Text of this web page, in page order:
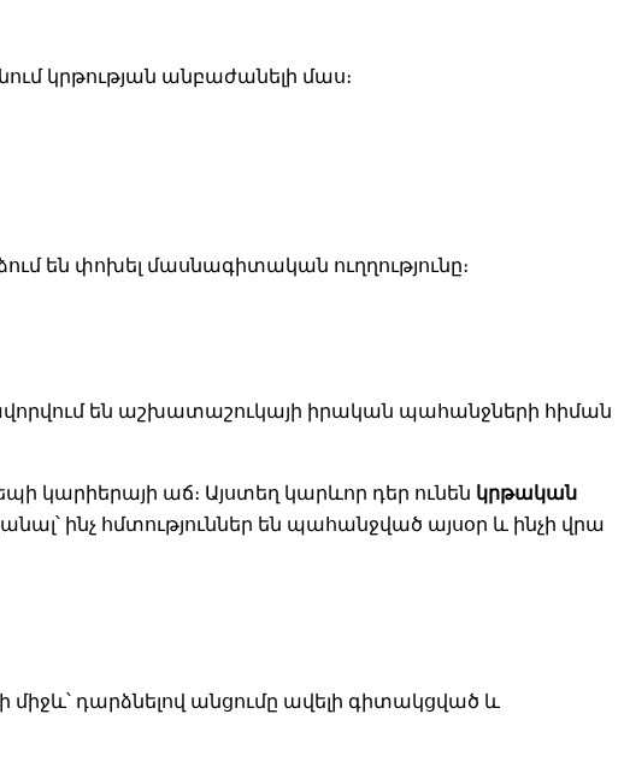
կրթության անբաժանելի մաս։
են փոխել մասնագիտական ուղղությունը։
են աշխատաշուկայի իրական պահանջների հիման
կարիերայի աճ։ Այստեղ կարևոր դեր ունեն կրթական
ինչ հմտություններ են պահանջված այսօր և ինչի վրա
դարձնելով անցումը ավելի գիտակցված և